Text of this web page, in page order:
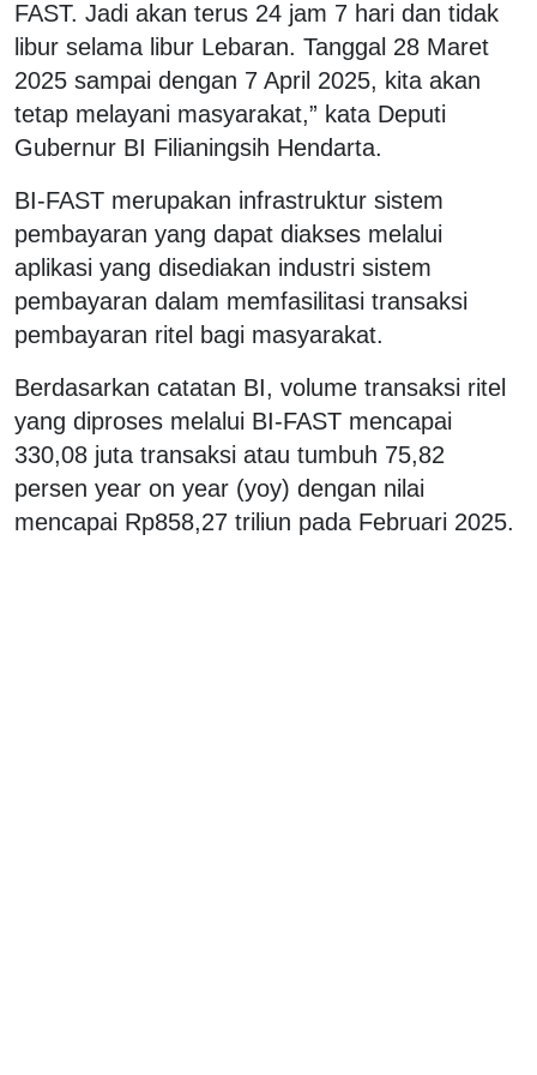
FAST. Jadi akan terus 24 jam 7 hari dan tidak
libur selama libur Lebaran. Tanggal 28 Maret
2025 sampai dengan 7 April 2025, kita akan
tetap melayani masyarakat,” kata Deputi
Gubernur BI Filianingsih Hendarta.
BI-FAST merupakan infrastruktur sistem
pembayaran yang dapat diakses melalui
aplikasi yang disediakan industri sistem
pembayaran dalam memfasilitasi transaksi
pembayaran ritel bagi masyarakat.
Berdasarkan catatan BI, volume transaksi ritel
yang diproses melalui BI-FAST mencapai
330,08 juta transaksi atau tumbuh 75,82
persen year on year (yoy) dengan nilai
mencapai Rp858,27 triliun pada Februari 2025.